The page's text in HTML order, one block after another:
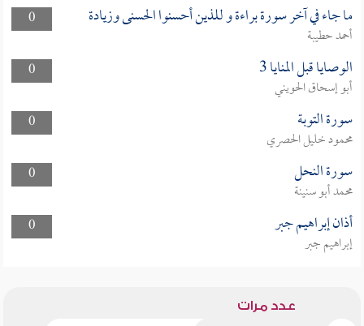
0 ما جاء في آخر سورة براءة و للذين أحسنوا الحسنى وزيادة
أحمد حطيبة
0
الوصايا قبل المنايا 3
أبو إسحاق الحويني
0
سورة التوبة
محمود خليل الحصري
0
سورة النحل
محمد أبو سنينة
0
أذان إبراهيم جبر
إبراهيم جبر
عدد مرات